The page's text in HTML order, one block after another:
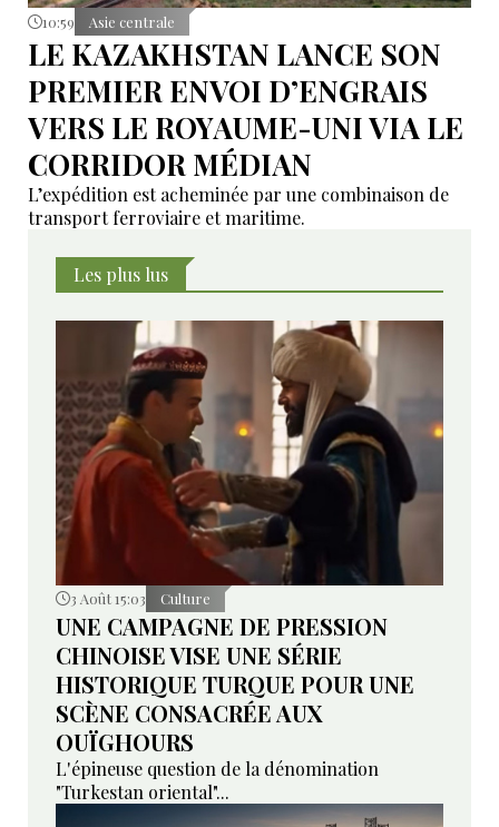
10:59 Asie centrale
LE KAZAKHSTAN LANCE SON
PREMIER ENVOI D’ENGRAIS
VERS LE ROYAUME-UNI VIA LE
CORRIDOR MÉDIAN
L’expédition est acheminée par une combinaison de
transport ferroviaire et maritime.
Les plus lus
3 Août 15:03 Culture
UNE CAMPAGNE DE PRESSION
CHINOISE VISE UNE SÉRIE
HISTORIQUE TURQUE POUR UNE
SCÈNE CONSACRÉE AUX
OUÏGHOURS
L'épineuse question de la dénomination
"Turkestan oriental"...